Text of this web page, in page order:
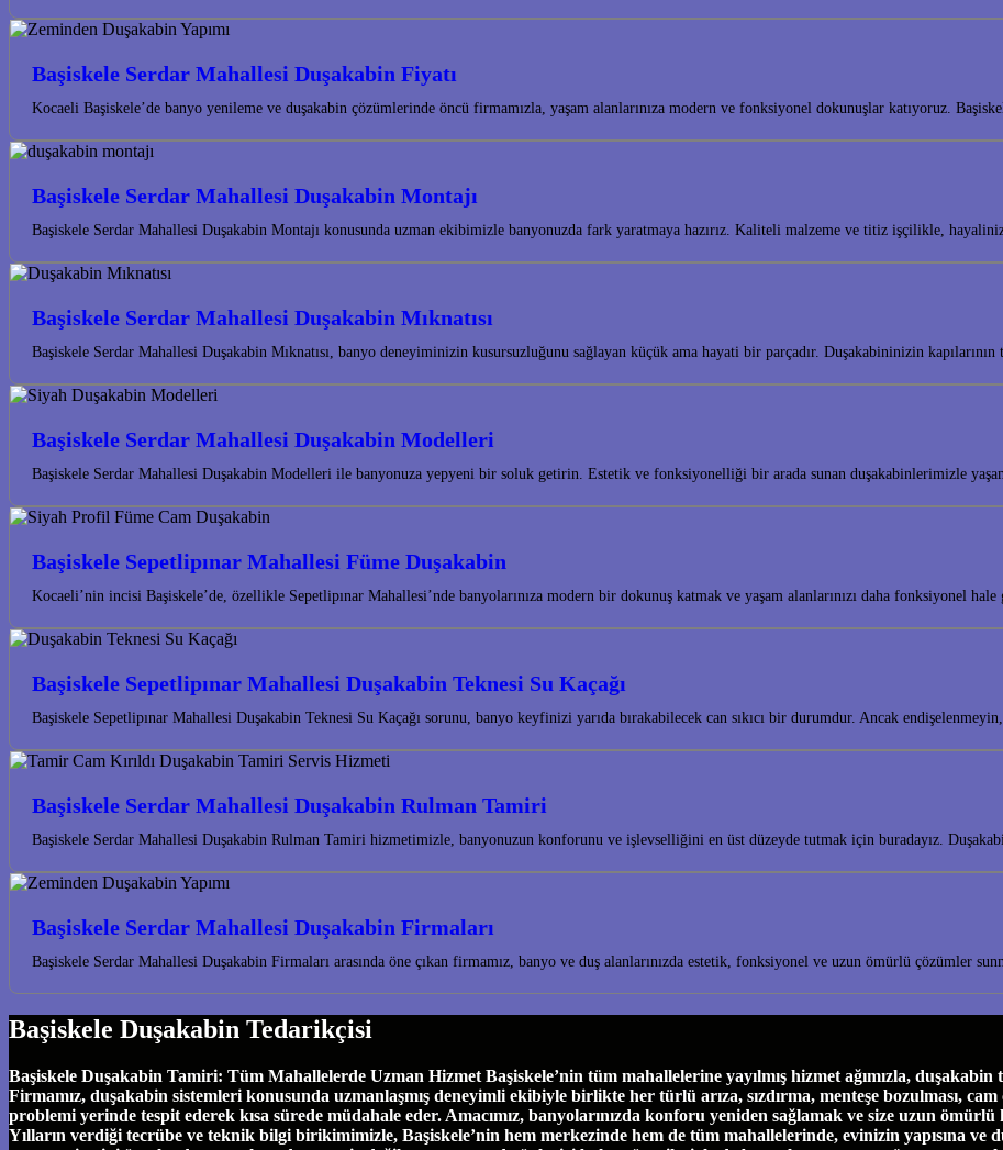
Başiskele Serdar Mahallesi Duşakabin Fiyatı
Kocaeli Başiskele’de banyo yenileme ve duşakabin çözümlerinde öncü firmamızla, yaşam alanlarınıza modern ve fonksiyonel dokunuşlar katıyoruz.
Başiskele Serdar Mahallesi Duşakabin Montajı
Başiskele Serdar Mahallesi Duşakabin Montajı konusunda uzman ekibimizle banyonuzda fark yaratmaya hazırız. Kaliteli malzeme ve titiz işçilikle,
Başiskele Serdar Mahallesi Duşakabin Mıknatısı
Başiskele Serdar Mahallesi Duşakabin Mıknatısı, banyo deneyiminizin kusursuzluğunu sağlayan küçük ama hayati bir parçadır. Duşakabininizin kapılarının
Başiskele Serdar Mahallesi Duşakabin Modelleri
Başiskele Serdar Mahallesi Duşakabin Modelleri ile banyonuza yepyeni bir soluk getirin. Estetik ve fonksiyonelliği bir arada sunan duşakabinlerimizle yaşam
Başiskele Sepetlipınar Mahallesi Füme Duşakabin
Kocaeli’nin incisi Başiskele’de, özellikle Sepetlipınar Mahallesi’nde banyolarınıza modern bir dokunuş katmak ve yaşam alanlarınızı daha fonksiyonel
Başiskele Sepetlipınar Mahallesi Duşakabin Teknesi Su Kaçağı
Başiskele Sepetlipınar Mahallesi Duşakabin Teknesi Su Kaçağı sorunu, banyo keyfinizi yarıda bırakabilecek can sıkıcı bir durumdur. Ancak
Başiskele Serdar Mahallesi Duşakabin Rulman Tamiri
Başiskele Serdar Mahallesi Duşakabin Rulman Tamiri hizmetimizle, banyonuzun konforunu ve işlevselliğini en üst düzeyde tutmak için buradayız.
Başiskele Serdar Mahallesi Duşakabin Firmaları
Başiskele Serdar Mahallesi Duşakabin Firmaları arasında öne çıkan firmamız, banyo ve duş alanlarınızda estetik, fonksiyonel ve uzun ömürlü çözümler
Başiskele Duşakabin Tedarikçisi
Başiskele Duşakabin Tamiri: Tüm Mahallelerde Uzman Hizmet Başiskele’nin tüm mahallelerine yayılmış hizmet ağımızla,
Firmamız, duşakabin sistemleri konusunda uzmanlaşmış deneyimli ekibiyle birlikte her türlü arıza, sızdırma, menteşe bozulması,
problemi yerinde tespit ederek kısa sürede müdahale eder. Amacımız, banyolarınızda konforu yeniden sağlamak ve size uzun
Yılların verdiği tecrübe ve teknik bilgi birikimimizle, Başiskele’nin hem merkezinde hem de tüm mahallelerinde, evinizin yapısına